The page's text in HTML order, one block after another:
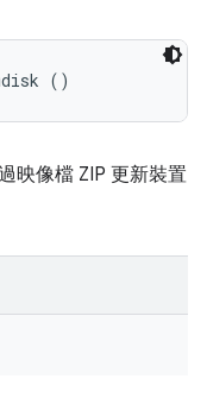
()
映像檔 ZIP 更新裝置